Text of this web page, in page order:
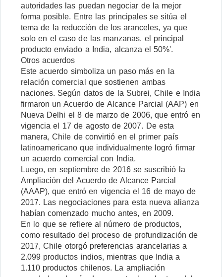
autoridades las puedan negociar de la mejor
forma posible. Entre las principales se sitúa el
tema de la reducción de los aranceles, ya que
solo en el caso de las manzanas, el principal
producto enviado a India, alcanza el 50%'.
Otros acuerdos
Este acuerdo simboliza un paso más en la
relación comercial que sostienen ambas
naciones. Según datos de la Subrei, Chile e India
firmaron un Acuerdo de Alcance Parcial (AAP) en
Nueva Delhi el 8 de marzo de 2006, que entró en
vigencia el 17 de agosto de 2007. De esta
manera, Chile de convirtió en el primer país
latinoamericano que individualmente logró firmar
un acuerdo comercial con India.
Luego, en septiembre de 2016 se suscribió la
Ampliación del Acuerdo de Alcance Parcial
(AAAP), que entró en vigencia el 16 de mayo de
2017. Las negociaciones para esta nueva alianza
habían comenzado mucho antes, en 2009.
En lo que se refiere al número de productos,
como resultado del proceso de profundización de
2017, Chile otorgó preferencias arancelarias a
2.099 productos indios, mientras que India a
1.110 productos chilenos. La ampliación